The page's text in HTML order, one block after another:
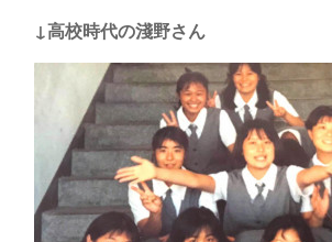
↓高校時代の淺野さん